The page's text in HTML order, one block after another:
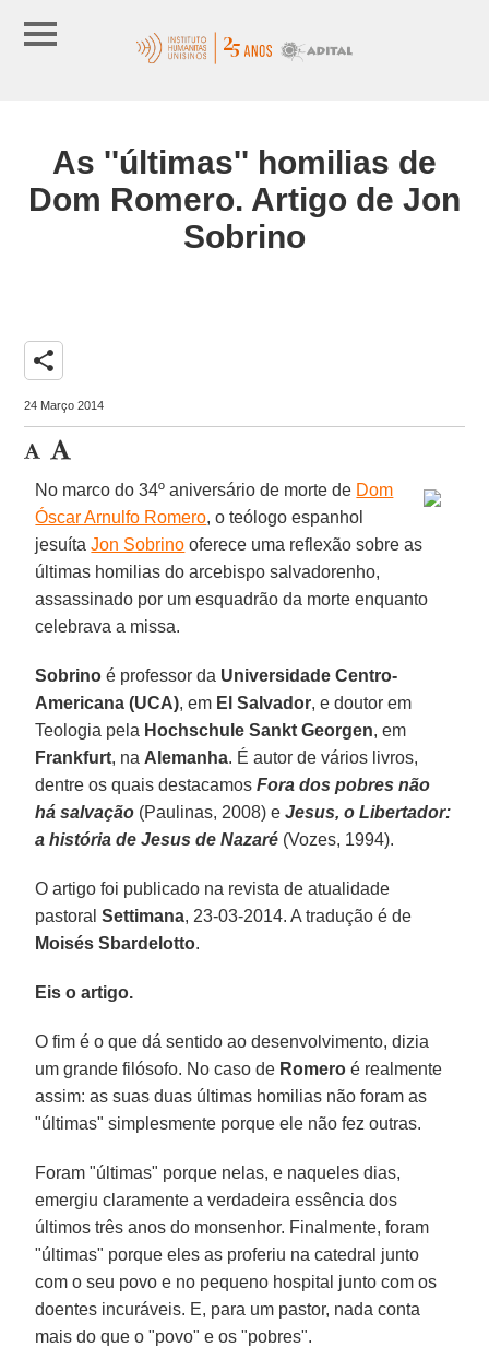
As ''últimas'' homilias de
Dom Romero. Artigo de Jon
Sobrino
share
24 Março 2014
No marco do 34º aniversário de morte de Dom
Óscar Arnulfo Romero, o teólogo espanhol
jesuítaJon Sobrino oferece uma reflexão sobre as
últimas homilias do arcebispo salvadorenho,
assassinado por um esquadrão da morte enquanto
celebrava a missa.
Sobrino é professor da Universidade Centro-
Americana (UCA), em El Salvador, e doutor em
Teologia pela Hochschule Sankt Georgen, em
Frankfurt, na Alemanha. É autor de vários livros,
dentre os quais destacamosFora dos pobres não
há salvação (Paulinas, 2008) eJesus, o Libertador:
a história de Jesus de Nazaré (Vozes, 1994).
O artigo foi publicado na revista de atualidade
pastoralSettimana, 23-03-2014. A tradução é de
Moisés Sbardelotto.
Eis o artigo.
O fim é o que dá sentido ao desenvolvimento, dizia
um grande filósofo. No caso de Romero é realmente
assim: as suas duas últimas homilias não foram as
"últimas" simplesmente porque ele não fez outras.
Foram "últimas" porque nelas, e naqueles dias,
emergiu claramente a verdadeira essência dos
últimos três anos do monsenhor. Finalmente, foram
"últimas" porque eles as proferiu na catedral junto
com o seu povo e no pequeno hospital junto com os
doentes incuráveis. E, para um pastor, nada conta
mais do que o "povo" e os "pobres".